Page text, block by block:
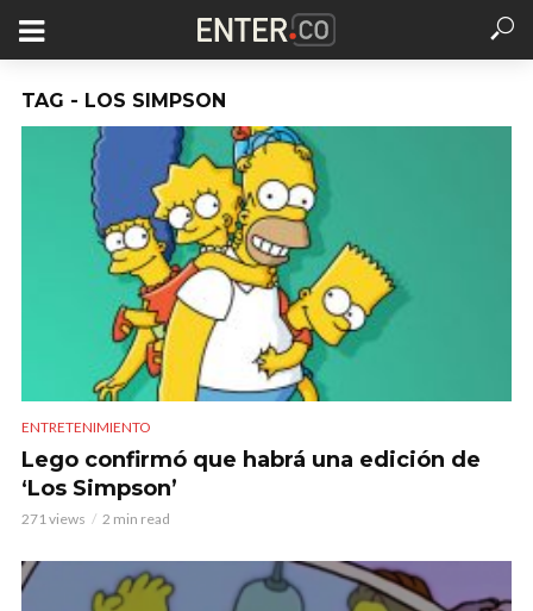
TAG - LOS SIMPSON
ENTRETENIMIENTO
Lego confirmó que habrá una edición de
‘Los Simpson’
271 views 2 min read